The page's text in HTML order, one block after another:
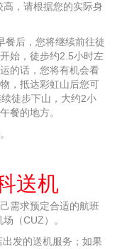
，请根据您的实际身
餐后，您将继续前往徒
始，徒步约2.5小时左
的话，您将有机会看
，抵达彩虹山后您可
徒步下山，大约2小
餐的地方。
送机
需求预定合适的航班
（CUZ）。
发的送机服务；如果